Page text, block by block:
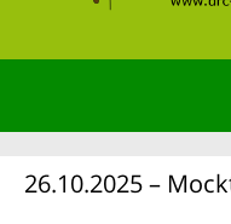
26.10.2025 –